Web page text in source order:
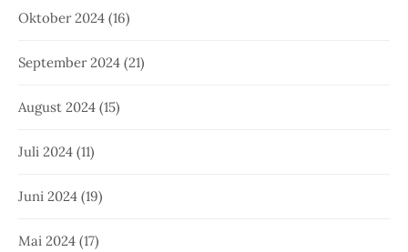
Oktober 2024 (16)
September 2024 (21)
August 2024 (15)
Juli 2024 (11)
Juni 2024 (19)
Mai 2024 (17)